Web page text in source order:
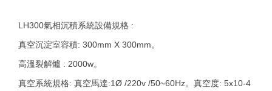
LH300氣相沉積系統設備規格 :
真空沉淀室容積: 300mm X 300mm。
高溫裂解爐 : 2000w。
真空系統規格: 真空馬達:1Ø /220v /50~60Hz。真空度: 5x10-4